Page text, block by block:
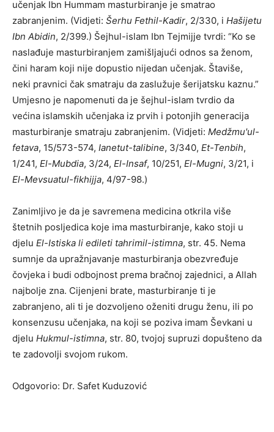
učenjak Ibn Hummam masturbiranje je smatrao
zabranjenim. (Vidjeti: Šerhu Fethil-Kadir, 2/330, i Hašijetu
Ibn Abidin, 2/399.) Šejhul-islam Ibn Tejmijje tvrdi: “Ko se
naslađuje masturbiranjem zamišljajući odnos sa ženom,
čini haram koji nije dopustio nijedan učenjak. Štaviše,
neki pravnici čak smatraju da zaslužuje šerijatsku kaznu.”
Umjesno je napomenuti da je šejhul-islam tvrdio da
većina islamskih učenjaka iz prvih i potonjih generacija
masturbiranje smatraju zabranjenim. (Vidjeti: Medžmu'ul-
fetava, 15/573-574, Ianetut-talibine, 3/340, Et-Tenbih,
1/241, El-Mubdia, 3/24, El-Insaf, 10/251, El-Mugni, 3/21, i
El-Mevsuatul-fikhijja, 4/97-98.)
Zanimljivo je da je savremena medicina otkrila više
štetnih posljedica koje ima masturbiranje, kako stoji u
djelu El-Istiska li edileti tahrimil-istimna, str. 45. Nema
sumnje da upražnjavanje masturbiranja obezvređuje
čovjeka i budi odbojnost prema bračnoj zajednici, a Allah
najbolje zna. Cijenjeni brate, masturbiranje ti je
zabranjeno, ali ti je dozvoljeno oženiti drugu ženu, ili po
konsenzusu učenjaka, na koji se poziva imam Ševkani u
djelu Hukmul-istimna, str. 80, tvojoj supruzi dopušteno da
te zadovolji svojom rukom.
Odgovorio: Dr. Safet Kuduzović